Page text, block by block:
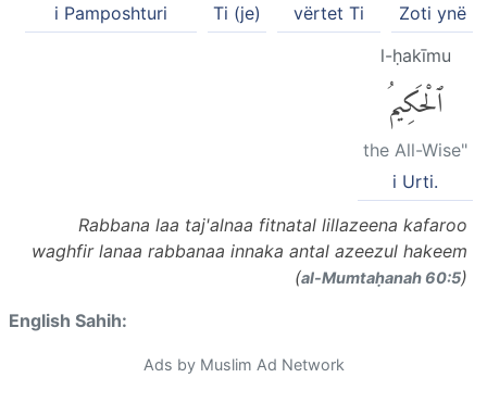
Zoti ynë
vërtet Ti
Ti (je)
i Pamposhturi
l-ḥakīmu
ٱلْحَكِيمُ
the All-Wise"
i Urti.
Rabbana laa taj'alnaa fitnatal lillazeena kafaroo
waghfir lanaa rabbanaa innaka antal azeezul hakeem
(al-Mumtaḥanah 60:5)
English Sahih:
Ads by Muslim Ad Network